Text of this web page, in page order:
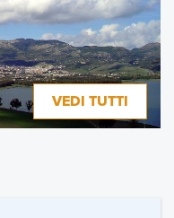
VEDI TUTTI